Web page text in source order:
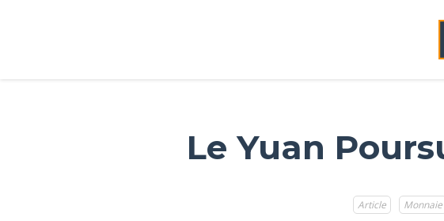
Le Yuan
Article Monnaie